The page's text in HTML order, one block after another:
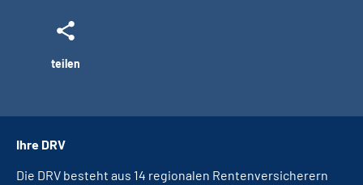
teilen
Ihre DRV
Die DRV besteht aus 14 regionalen Rentenversicherern